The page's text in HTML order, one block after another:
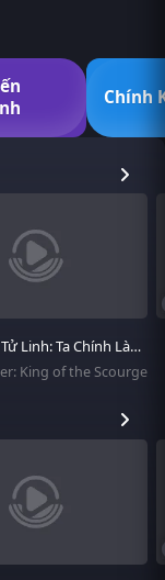
Chính
Linh: Ta Chính Là
Thiên Tai
King of the Scourge